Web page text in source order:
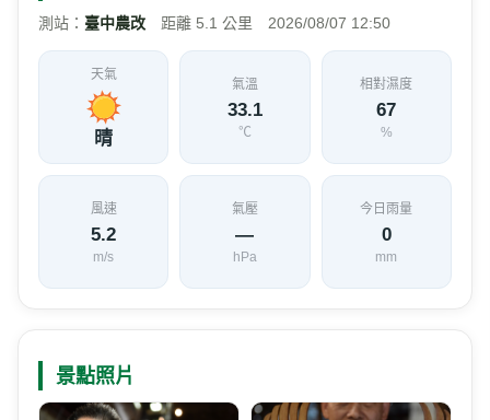
測站： 臺中農改 距離 5.1 公里 2026/08/07 12:50
天氣
晴
氣溫
33.1
℃
相對濕度
67
%
風速
5.2
m/s
氣壓
—
hPa
今日雨量
0
mm
景點照片